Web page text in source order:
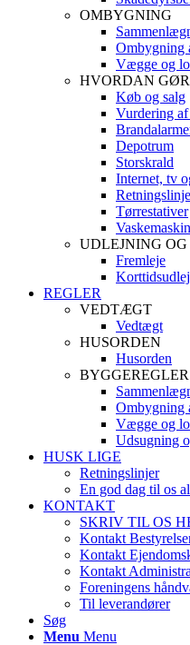
OMBYGNING
Ombygning
Vægge og
HVORDAN GØR
Køb og salg
Vurdering
Depotrum
Storskrald
Internet, tv
Tørrestativer
UDLEJNING OG
Fremleje
REGLER
VEDTÆGT
Vedtægt
HUSORDEN
Husorden
BYGGEREGLER
Ombygning
Vægge og
Udsugning
HUSK LIGE
Retningslinjer
En god dag til os
KONTAKT
SKRIV TIL OS
Kontakt
Kontakt
Kontakt
Foreningens
Til leverandører
Søg
Menu Menu